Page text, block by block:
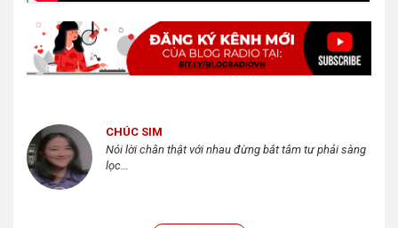
CHÚC SIM
Nói lời chân thật với nhau đừng bắt tâm tư phải sàng
lọc...